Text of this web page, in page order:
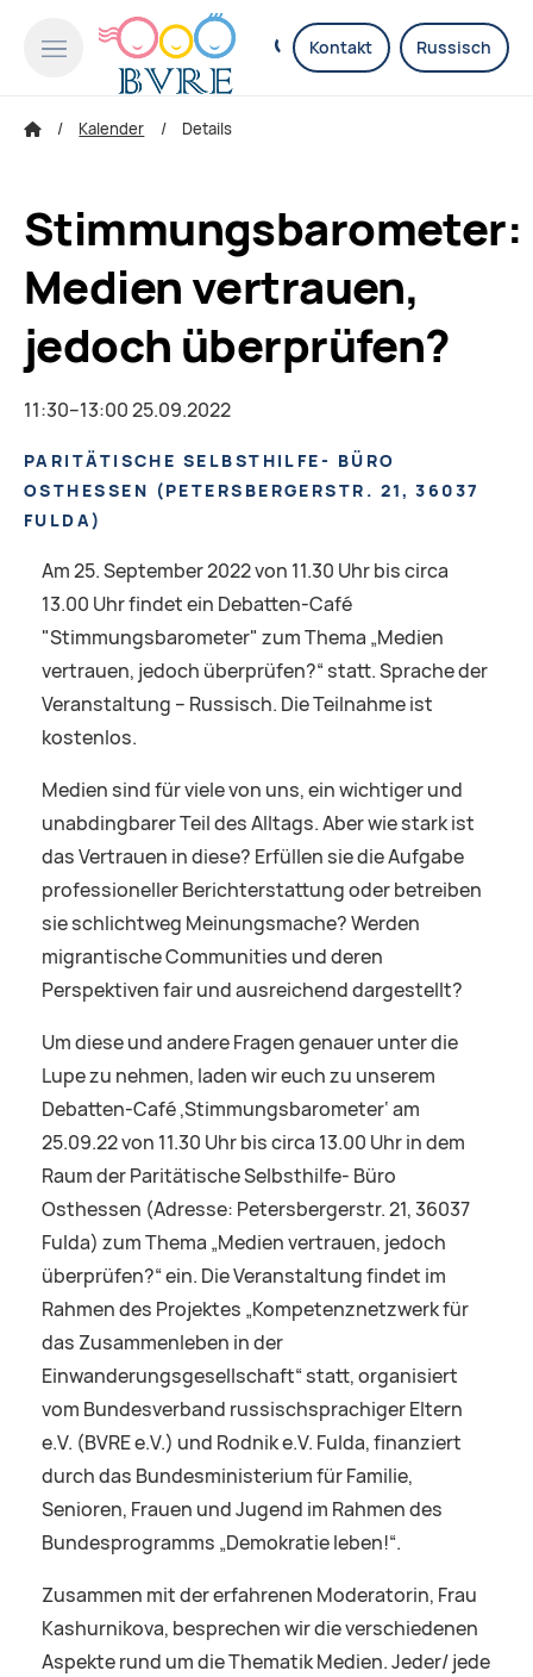
Kontakt Russisch
Kalender Details
Stimmungsbarometer:
Medien vertrauen,
jedoch überprüfen?
11:30–13:00 25.09.2022
PARITÄTISCHE SELBSTHILFE- BÜRO
OSTHESSEN (PETERSBERGERSTR. 21, 36037
FULDA)
Am 25. September 2022 von 11.30 Uhr bis circa
13.00 Uhr findet ein Debatten-Café
"Stimmungsbarometer" zum Thema „Medien
vertrauen, jedoch überprüfen?“ statt. Sprache der
Veranstaltung – Russisch. Die Teilnahme ist
kostenlos.
Medien sind für viele von uns, ein wichtiger und
unabdingbarer Teil des Alltags. Aber wie stark ist
das Vertrauen in diese? Erfüllen sie die Aufgabe
professioneller Berichterstattung oder betreiben
sie schlichtweg Meinungsmache? Werden
migrantische Communities und deren
Perspektiven fair und ausreichend dargestellt?
Um diese und andere Fragen genauer unter die
Lupe zu nehmen, laden wir euch zu unserem
Debatten-Café ‚Stimmungsbarometer‘ am
25.09.22 von 11.30 Uhr bis circa 13.00 Uhr in dem
Raum der Paritätische Selbsthilfe- Büro
Osthessen (Adresse: Petersbergerstr. 21, 36037
Fulda) zum Thema „Medien vertrauen, jedoch
überprüfen?“ ein. Die Veranstaltung findet im
Rahmen des Projektes „Kompetenznetzwerk für
das Zusammenleben in der
Einwanderungsgesellschaft“ statt, organisiert
vom Bundesverband russischsprachiger Eltern
e.V. (BVRE e.V.) und Rodnik e.V. Fulda, finanziert
durch das Bundesministerium für Familie,
Senioren, Frauen und Jugend im Rahmen des
Bundesprogramms „Demokratie leben!“.
Zusammen mit der erfahrenen Moderatorin, Frau
Kashurnikova, besprechen wir die verschiedenen
Aspekte rund um die Thematik Medien. Jeder/ jede